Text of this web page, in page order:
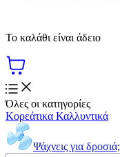
Το καλάθι είναι άδειο
Όλες οι κατηγορίες
Κορεάτικα Καλλυντικά
Ψάχνεις για δροσιά;